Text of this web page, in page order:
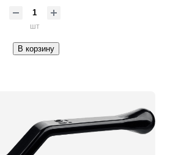
шт
В корзину